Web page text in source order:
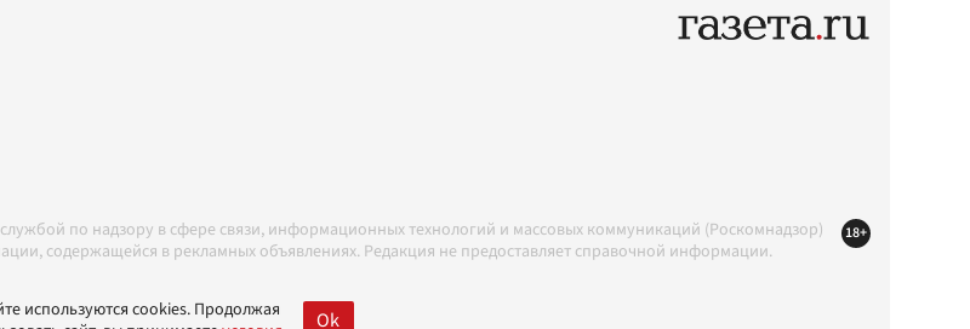
по надзору в сфере связи, информационных технологий и массовых коммуникаций (Роскомнадзор)
содержащейся в рекламных объявлениях. Редакция не предоставляет справочной информации.
соответствии с Правилами
18+
используются cookies. Продолжая
Ok